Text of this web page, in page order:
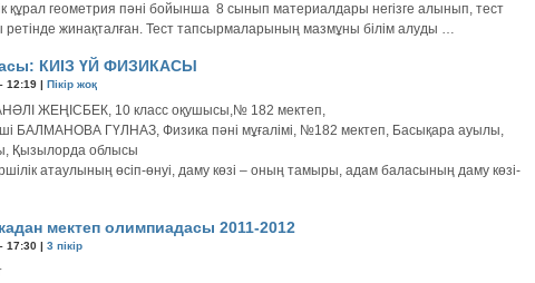
құрал геометрия пәні бойынша 8 сынып материалдары негізге алынып, тест
жинақталған. Тест тапсырмаларының мазмұны білім алуды …
КИІЗ ҮЙ ФИЗИКАСЫ
12:19 | Пікір жоқ
ЖЕҢІСБЕК, 10 класс оқушысы,№ 182 мектеп,
БАЛМАНОВА ГҮЛНАЗ, Физика пәні мұғалімі, №182 мектеп, Басықара ауылы,
Қызылорда облысы
атаулының өсіп-өнуі, даму көзі – оның тамыры, адам баласының даму көзі-
мектеп олимпиадасы 2011-2012
17:30 | 3 пікір